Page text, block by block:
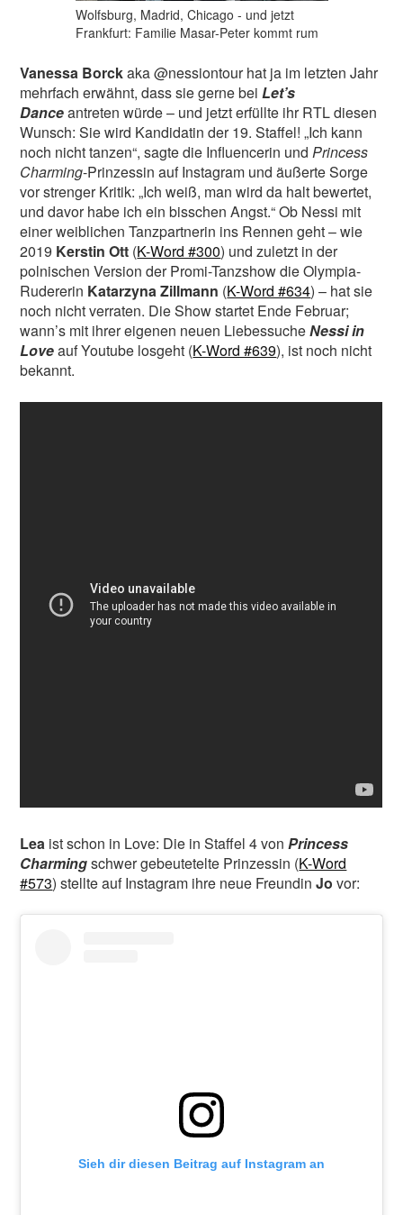
Wolfsburg, Madrid, Chicago - und jetzt
Frankfurt: Familie Masar-Peter kommt rum
Vanessa Borckaka @nessiontour hat ja im letzten Jahr
mehrfach erwähnt, dass sie gerne beiLet’s
Danceantreten würde – und jetzt erfüllte ihr RTL diesen
Wunsch: Sie wird Kandidatin der 19. Staffel! „Ich kann
noch nicht tanzen“, sagte die Influencerin und Princess
Charming-Prinzessin auf Instagram und äußerte Sorge
vor strenger Kritik: „Ich weiß, man wird da halt bewertet,
und davor habe ich ein bisschen Angst.“ Ob Nessi mit
einer weiblichen Tanzpartnerin ins Rennen geht – wie
2019 Kerstin Ott (K-Word #300) und zuletzt in der
polnischen Version der Promi-Tanzshow die Olympia-
Rudererin Katarzyna Zillmann (K-Word #634) – hat sie
noch nicht verraten. Die Show startet Ende Februar;
wann’s mit ihrer eigenen neuen LiebessucheNessi in
Loveauf Youtube losgeht (K-Word #639), ist noch nicht
bekannt.
Lea ist schon in Love: Die in Staffel 4 vonPrincess
Charmingschwer gebeutetelte Prinzessin (K-Word
#573) stellte auf Instagram ihre neue FreundinJovor:
Sieh dir diesen Beitrag auf Instagram an